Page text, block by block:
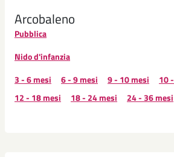
Arcobaleno
Pubblica
Nido d'infanzia
3 - 6 mesi
6 - 9 mesi 9 - 10 mesi
10
12 - 18 mesi
18 - 24 mesi 24 - 36 mesi